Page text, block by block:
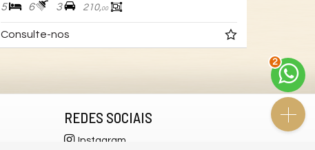
5 6 3 210,00
Consulte-nos
REDES SOCIAIS
Instagram
2